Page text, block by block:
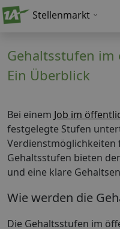
Stellenmarkt
Gehaltsstufen im
Ein Überblick
Bei einem Job im
festgelegte Stufen
Verdienstmöglichkeiten
Gehaltsstufen bieten
und eine klare
Wie werden die
Die Gehaltsstufen im